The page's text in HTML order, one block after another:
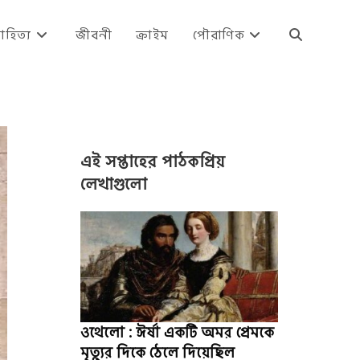
জীবনী ক্রাইম পৌরাণিক Toggle
এই সপ্তাহের পাঠকপ্রিয়
লেখাগুলো
ওথেলো : ঈর্ষা একটি অমর প্রেমকে
মৃত্যুর দিকে ঠেলে দিয়েছিল